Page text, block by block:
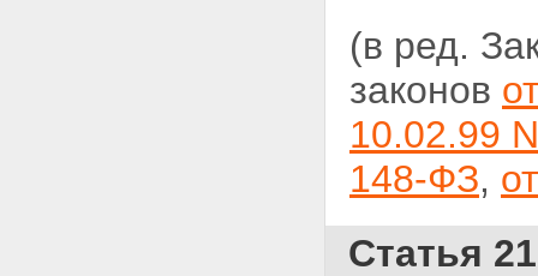
(в ред.
законов
10.02.99
148-ФЗ,
Статья